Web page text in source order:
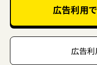
広告利用
広告